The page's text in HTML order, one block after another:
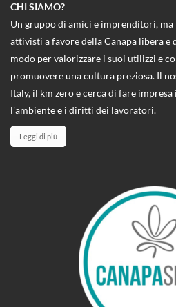
CHI SIAMO?
Un gruppo di amici e imprenditori,
attivisti a favore della Canapa libera e
modo per valorizzare i suoi utilizzi e
promuovere una cultura preziosa. Il
Italy, il km zero e cerca di fare
l'ambiente e i diritti dei lavoratori.
Leggi di più